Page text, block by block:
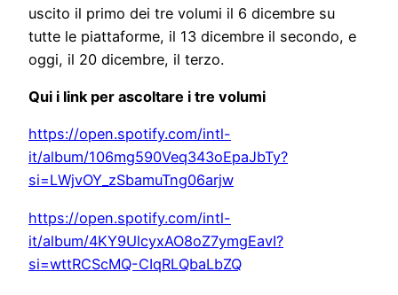
uscito il primo dei tre volumi il 6 dicembre su
tutte le piattaforme, il 13 dicembre il secondo, e
oggi, il 20 dicembre, il terzo.
Qui i link per ascoltare i tre volumi
https://open.spotify.com/intl-
it/album/106mg590Veq343oEpaJbTy?
si=LWjvOY_zSbamuTng06arjw
https://open.spotify.com/intl-
it/album/4KY9UlcyxAO8oZ7ymgEavI?
si=wttRCScMQ-CIqRLQbaLbZQ